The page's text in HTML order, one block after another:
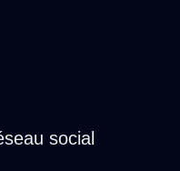
social